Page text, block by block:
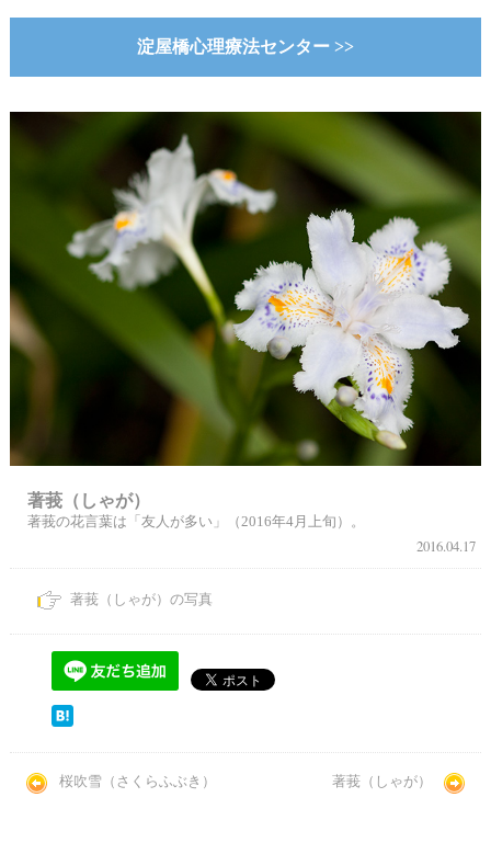
淀屋橋心理療法センター >>
著莪（しゃが）
著莪の花言葉は「友人が多い」（2016年4月上旬）。
2016.04.17
著莪（しゃが）の写真
桜吹雪（さくらふぶき） 著莪（しゃが）